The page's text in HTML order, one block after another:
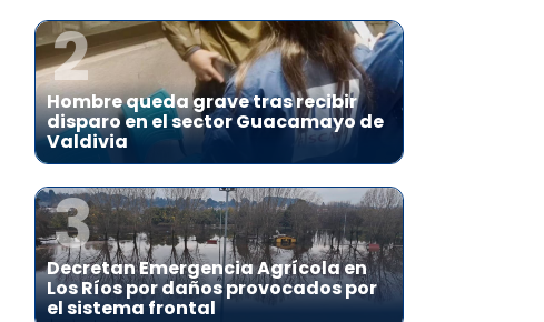
2
Hombre queda grave tras recibir
disparo en el sector Guacamayo de
Valdivia
3
Decretan Emergencia Agrícola en
Los Ríos por daños provocados por
el sistema frontal